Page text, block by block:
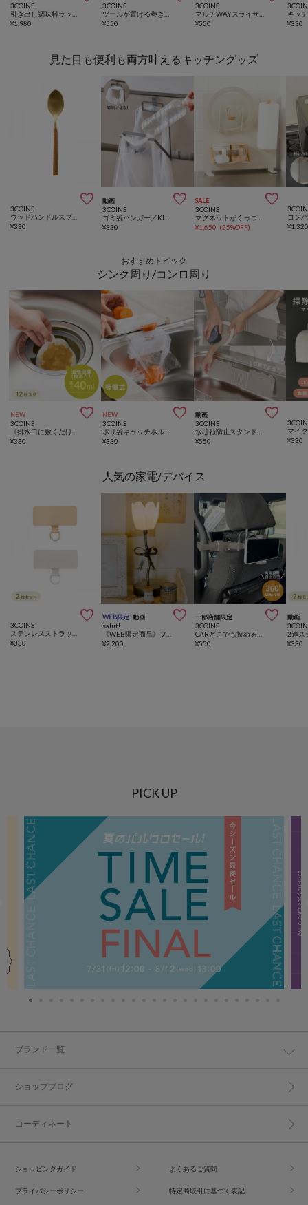
3COINS
¥1,980
3COINS
¥550
3COINS
マルチWAYスライサー／KITINTO
¥550 ¥330
見た目も便利も両方叶えるキッチングッズ

3COINS
¥330
動画 
3COINS
¥330
SALE 
3COINS
¥1,650 (25%OFF) ¥
おすすめトピック
シンク周り/コンロ周り
NEW 
3COINS
¥330
NEW 
3COINS
¥330
動画 
3COINS
¥550 ¥330
人気の家電/デバイス

3COINS
¥330
WEB限定 動画 
salut!
¥2,200
一部店舗限定 
3COINS
¥550
動画
¥330
PICK UP
ブランド一覧
ショップブログ
コーディネート
ショッピングガイド よくあるご質問
プライバシーポリシー 特定商取引に基づく表記